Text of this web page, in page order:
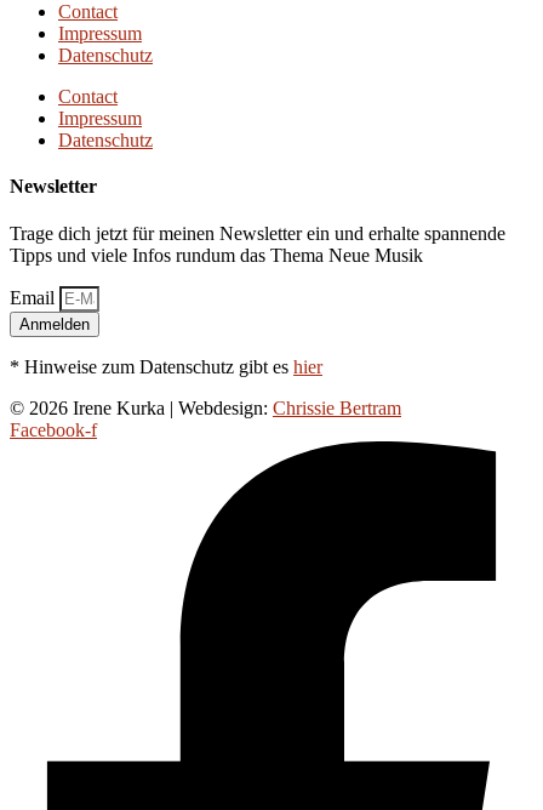
Contact
Impressum
Datenschutz
Contact
Impressum
Datenschutz
Newsletter
Trage dich jetzt für meinen Newsletter ein und erhalte spannende
Tipps und viele Infos rundum das Thema Neue Musik
Email
Anmelden
* Hinweise zum Datenschutz gibt es hier
© 2026 Irene Kurka | Webdesign: Chrissie Bertram
Facebook-f